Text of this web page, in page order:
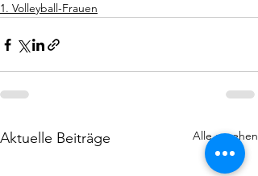
1. Volleyball-Frauen
Aktuelle Beiträge Alle ansehen